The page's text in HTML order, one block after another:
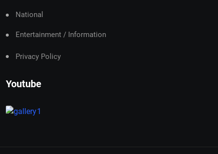
National
Entertainment / Information
Privacy Policy
Youtube